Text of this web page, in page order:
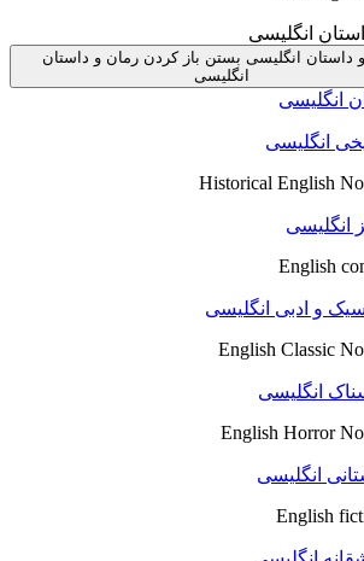
انگلیسی
داستان انگلیسی بستن باز کردن رمان و داستان
انگلیسی
انگلیسی
انگلیسی
Historical English
انگلیسی
English
و ادبی انگلیسی
English Classic
انگلیسی
English Horror
انگلیسی
English